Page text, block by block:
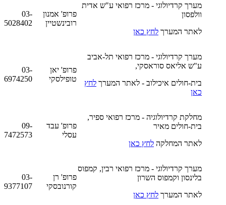
מערך קרדיולוגי - מרכז רפואי ע"ש אדית
וולפסון
לאתר המערך לחץ כאן
פרופ' אמנון
רובינשטיין
03-
5028402
מערך קרדיולוגי - מרכז רפואי תל-אביב
ע"ש אליאס סוראסקי,
בית-חולים איכילוב - לאתר המערך לחץ
כאן
פרופ' יאן
טופילסקי
03-
6974250
מחלקת קרדיולוגיה - מרכז רפואי ספיר,
בית-חולים מאיר
לאתר המחלקה לחץ כאן
פרופ' עבד
עסלי
09-
7472573
מערך קרדיולוגי - מרכז רפואי רבין, קמפוס
בלינסון וקמפוס השרון
לאתר המערך לחץ כאן
פרופ' רן
קורנובסקי
03-
9377107